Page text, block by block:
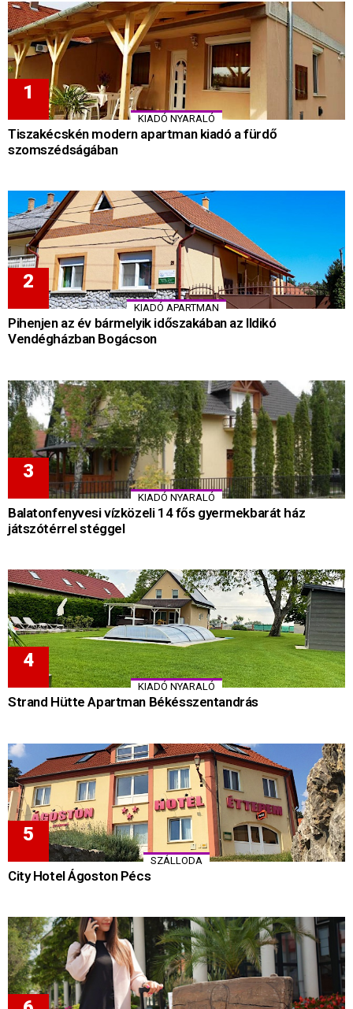
KIADÓ NYARALÓ
Tiszakécskén modern apartman kiadó a fürdő
szomszédságában
KIADÓ APARTMAN
Pihenjen az év bármelyik időszakában az Ildikó
Vendégházban Bogácson
KIADÓ NYARALÓ
Balatonfenyvesi vízközeli 14 fős gyermekbarát ház
játszótérrel stéggel
KIADÓ NYARALÓ
Strand Hütte Apartman Békésszentandrás
SZÁLLODA
City Hotel Ágoston Pécs